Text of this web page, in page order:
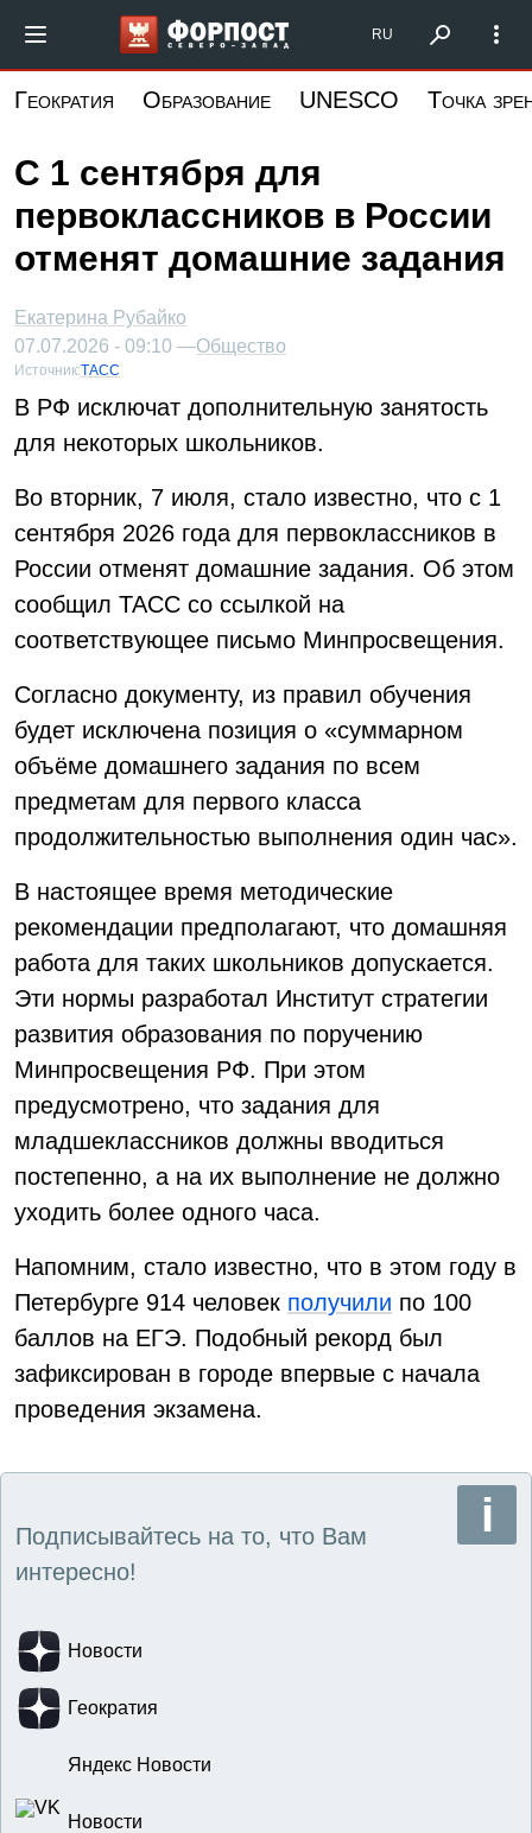
основному
Форпост Северо-Запад
RU
Геократия Образование UNESCO Точка
С 1 сентября для
первоклассников в России
отменят домашние задания
Екатерина Рубайко
07.07.2026 - 09:10 —Общество
Источник:ТАСС
В РФ исключат дополнительную занятость
для некоторых школьников.
Во вторник, 7 июля, стало известно, что с 1
сентября 2026 года для первоклассников в
России отменят домашние задания. Об этом
сообщил ТАСС со ссылкой на
соответствующее письмо Минпросвещения.
Согласно документу, из правил обучения
будет исключена позиция о «суммарном
объёме домашнего задания по всем
предметам для первого класса
продолжительностью выполнения один час».
В настоящее время методические
рекомендации предполагают, что домашняя
работа для таких школьников допускается.
Эти нормы разработал Институт стратегии
развития образования по поручению
Минпросвещения РФ. При этом
предусмотрено, что задания для
младшеклассников должны вводиться
постепенно, а на их выполнение не должно
уходить более одного часа.
Напомним, стало известно, что в этом году в
Петербурге 914 человек получили по 100
баллов на ЕГЭ. Подобный рекорд был
зафиксирован в городе впервые с начала
проведения экзамена.
Подписывайтесь на то, что Вам
интересно!
Новости
Геократия
Яндекс Новости
Новости